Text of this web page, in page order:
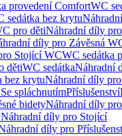
provedení ComfortWC
sedátka bez krytu
pro dětiNáhradní díly
díly pro Závěsná
Stojící WCWC sedátka
dětiWC sedátkaNáhradní
bez krytuNáhradní díly
Se spláchnutímPříslušenství
bidetyNáhradní díly
Náhradní díly pro Stojící
díly pro